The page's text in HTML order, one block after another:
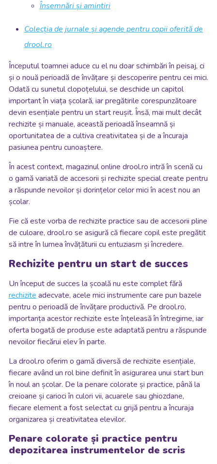
Însemnări și amintiri
Colecția de jurnale și agende pentru copii oferită de
drool.ro
Începutul toamnei aduce cu el nu doar schimbări în peisaj, ci
și o nouă perioadă de învățare și descoperire pentru cei mici.
Odată cu sunetul clopoțelului, se deschide un capitol
important în viața școlară, iar pregătirile corespunzătoare
devin esențiale pentru un start reușit. Însă, mai mult decât
rechizite și manuale, această perioadă înseamnă și
oportunitatea de a cultiva creativitatea și de a încuraja
pasiunea pentru cunoaștere.
În acest context, magazinul online drool.ro intră în scenă cu
o gamă variată de accesorii și rechizite special create pentru
a răspunde nevoilor și dorințelor celor mici în acest nou an
școlar.
Fie că este vorba de rechizite practice sau de accesorii pline
de culoare, drool.ro se asigură că fiecare copil este pregătit
să intre în lumea învățăturii cu entuziasm și încredere.
Rechizite pentru un start de succes
Un început de succes la școală nu este complet fără
rechizite adecvate, acele mici instrumente care pun bazele
pentru o perioadă de învățare productivă. Pe drool.ro,
importanța acestor rechizite este înțeleasă în întregime, iar
oferta bogată de produse este adaptată pentru a răspunde
nevoilor fiecărui elev în parte.
La drool.ro oferim o gamă diversă de rechizite esențiale,
fiecare având un rol bine definit în asigurarea unui start bun
în noul an școlar. De la penare colorate și practice, până la
creioane și carioci în culori vii, acuarele sau ghiozdane,
fiecare element a fost selectat cu grijă pentru a încuraja
organizarea și creativitatea elevilor.
Penare colorate și practice pentru
depozitarea instrumentelor de scris